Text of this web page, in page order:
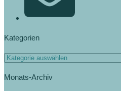
Kategorien
Kategorien
Monats-Archiv